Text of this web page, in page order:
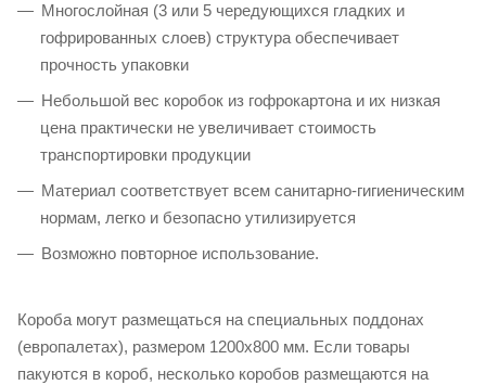
Многослойная (3 или 5 чередующихся гладких и
гофрированных слоев) структура обеспечивает
прочность упаковки
Небольшой вес коробок из гофрокартона и их низкая
цена практически не увеличивает стоимость
транспортировки продукции
Материал соответствует всем санитарно-гигиеническим
нормам, легко и безопасно утилизируется
Возможно повторное использование.
Короба могут размещаться на специальных поддонах
(европалетах), размером 1200х800 мм. Если товары
пакуются в короб, несколько коробов размещаются на